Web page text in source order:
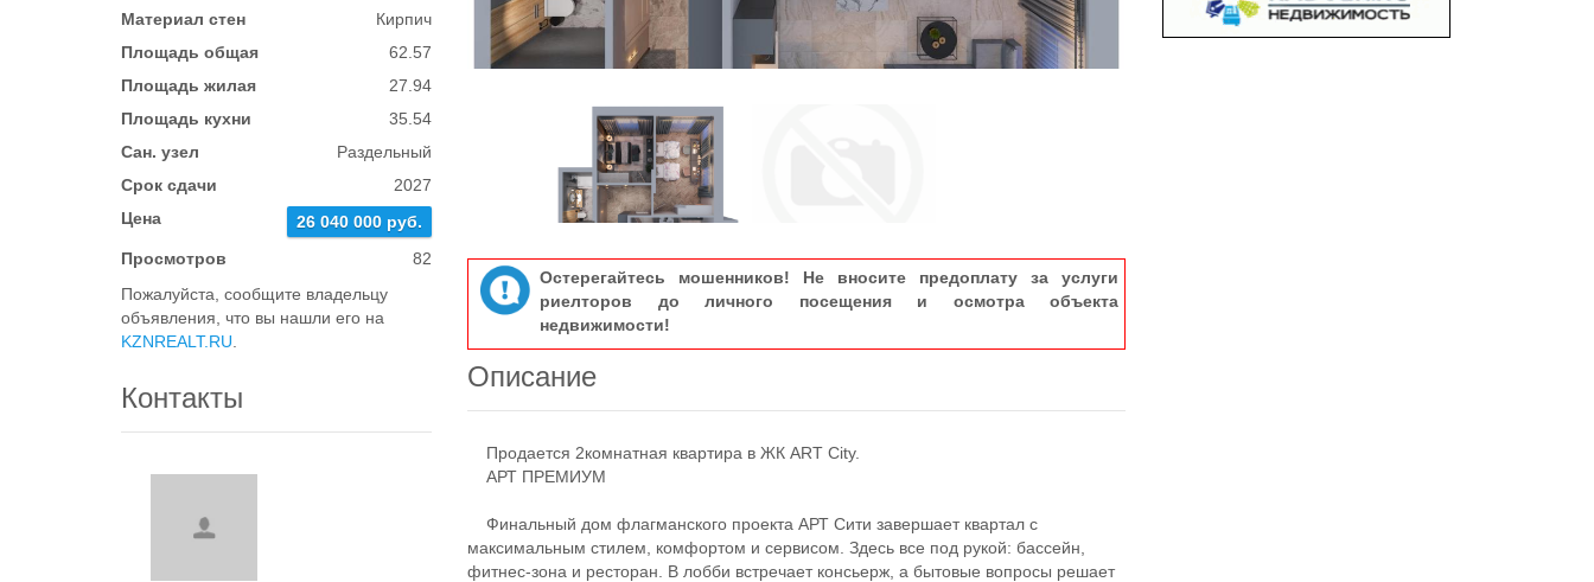
Материал стен
Кирпич
Площадь общая
62.57
Площадь жилая
27.94
Площадь кухни
35.54
Сан. узел
Раздельный
Срок сдачи
2027
Цена
26 040 000 руб.
Просмотров
82
Пожалуйста, сообщите владельцу
объявления, что вы нашли его на
KZNREALT.RU
Контакты
Остерегайтесь мошенников! Не вносите предоплату за услуги
риелторов до личного посещения и осмотра объекта
недвижимости!
Описание
Продается 2комнатная квартира в ЖК ART City.
АРТ ПРЕМИУМ
Финальный дом флагманского проекта АРТ Сити завершает квартал с
максимальным стилем, комфортом и сервисом. Здесь все под рукой: бассейн,
фитнес-зона и ресторан. В лобби встречает консьерж, а бытовые вопросы решает